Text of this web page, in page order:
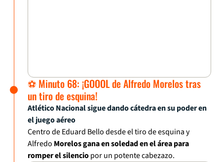
⚽ Minuto 68: ¡GOOOL de Alfredo Morelos tras
un tiro de esquina!
Atlético Nacional sigue dando cátedra en su poder en
el juego aéreo
Centro de Eduard Bello desde el tiro de esquina y
Alfredo Morelos gana en soledad en el área para
romper el silenciopor un potente cabezazo.